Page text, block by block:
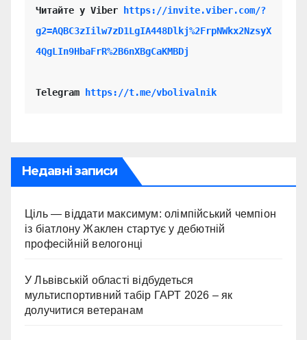
Читайте у Viber
https://invite.viber.com/?
g2=AQBC3zIilw7zD1LgIA448Dlkj%2FrpNWkx2NzsyX
4QgLIn9HbaFrR%2B6nXBgCaKMBDj
Telegram https://t.me/vbolivalnik
Недавні записи
Ціль — віддати максимум: олімпійський чемпіон
із біатлону Жаклен стартує у дебютній
професійній велогонці
У Львівській області відбудеться
мультиспортивний табір ГАРТ 2026 – як
долучитися ветеранам